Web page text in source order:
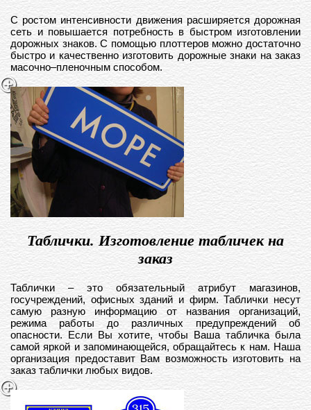
С ростом интенсивности движения расширяется дорожная
сеть и повышается потребность в быстром изготовлении
дорожных знаков. С помощью плоттеров можно достаточно
быстро и качественно изготовить дорожные знаки на заказ
масочно–пленочным способом.
Таблички. Изготовление табличек на
заказ
Таблички – это обязательный атрибут магазинов,
госучреждений, офисных зданий и фирм. Таблички несут
самую разную информацию от названия организаций,
режима работы до различных предупреждений об
опасности. Если Вы хотите, чтобы Ваша табличка была
самой яркой и запоминающейся, обращайтесь к нам. Наша
организация предоставит Вам возможность изготовить на
заказ таблички любых видов.